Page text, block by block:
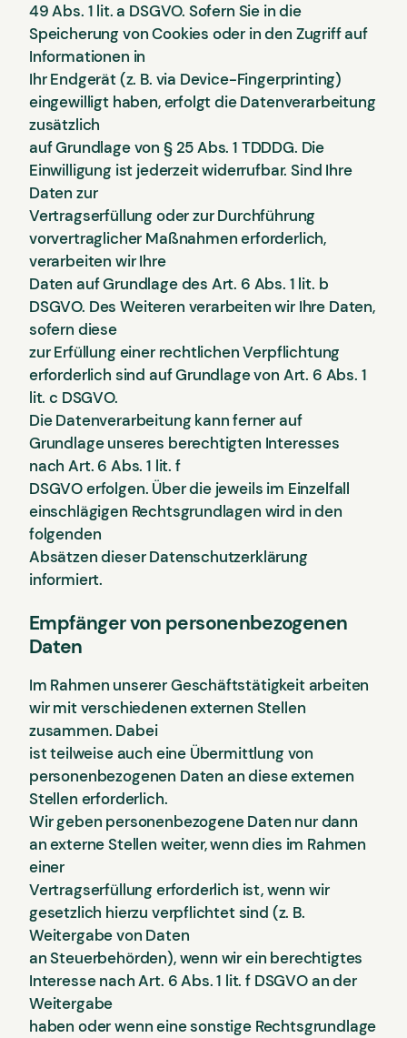
49 Abs. 1 lit. a DSGVO. Sofern Sie in die
Speicherung von Cookies oder in den Zugriff auf
Informationen in
Ihr Endgerät (z. B. via Device-Fingerprinting)
eingewilligt haben, erfolgt die Datenverarbeitung
zusätzlich
auf Grundlage von § 25 Abs. 1 TDDDG. Die
Einwilligung ist jederzeit widerrufbar. Sind Ihre
Daten zur
Vertragserfüllung oder zur Durchführung
vorvertraglicher Maßnahmen erforderlich,
verarbeiten wir Ihre
Daten auf Grundlage des Art. 6 Abs. 1 lit. b
DSGVO. Des Weiteren verarbeiten wir Ihre Daten,
sofern diese
zur Erfüllung einer rechtlichen Verpflichtung
erforderlich sind auf Grundlage von Art. 6 Abs. 1
lit. c DSGVO.
Die Datenverarbeitung kann ferner auf
Grundlage unseres berechtigten Interesses
nach Art. 6 Abs. 1 lit. f
DSGVO erfolgen. Über die jeweils im Einzelfall
einschlägigen Rechtsgrundlagen wird in den
folgenden
Absätzen dieser Datenschutzerklärung
informiert.
Empfänger von personenbezogenen
Daten
Im Rahmen unserer Geschäftstätigkeit arbeiten
wir mit verschiedenen externen Stellen
zusammen. Dabei
ist teilweise auch eine Übermittlung von
personenbezogenen Daten an diese externen
Stellen erforderlich.
Wir geben personenbezogene Daten nur dann
an externe Stellen weiter, wenn dies im Rahmen
einer
Vertragserfüllung erforderlich ist, wenn wir
gesetzlich hierzu verpflichtet sind (z. B.
Weitergabe von Daten
an Steuerbehörden), wenn wir ein berechtigtes
Interesse nach Art. 6 Abs. 1 lit. f DSGVO an der
Weitergabe
haben oder wenn eine sonstige Rechtsgrundlage